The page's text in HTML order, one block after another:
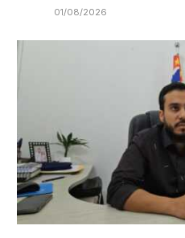
01/08/2026